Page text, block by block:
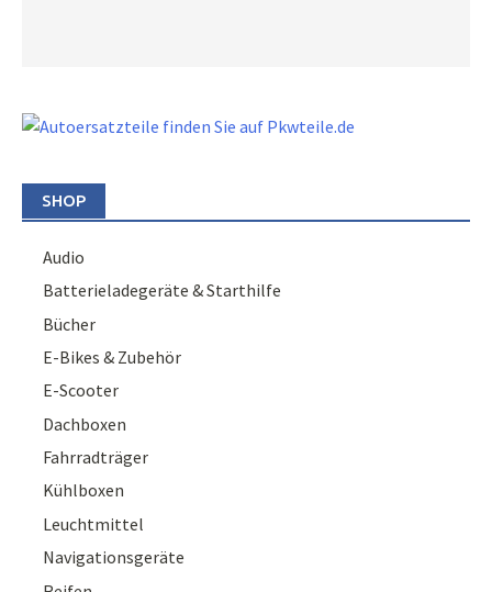
SHOP
Audio
Batterieladegeräte & Starthilfe
Bücher
E-Bikes & Zubehör
E-Scooter
Dachboxen
Fahrradträger
Kühlboxen
Leuchtmittel
Navigationsgeräte